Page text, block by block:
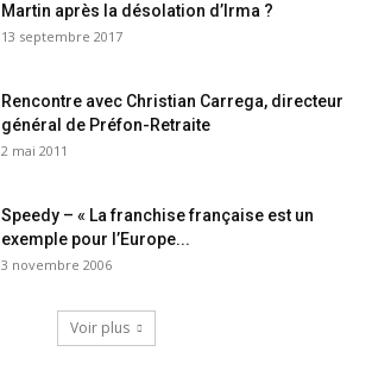
Martin après la désolation d’Irma ?
13 septembre 2017
Rencontre avec Christian Carrega, directeur
général de Préfon-Retraite
2 mai 2011
Speedy – « La franchise française est un
exemple pour l’Europe...
3 novembre 2006
Voir plus